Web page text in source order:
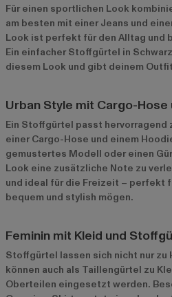
Für einen sportlichen Look
am besten mit einer Jeans und
Look ist perfekt für den Alltag und
Ein einfacher Stoffgürtel in
diesem Look und gibt deinem
Urban Style mit Cargo-Hose
Ein Stoffgürtel passt hervorragend
einer Cargo-Hose und einem
gemustertes Modell oder einen
Look eine zusätzliche Note zu
und ideal für die Freizeit – perfekt
bequem und stylish mögen.
Feminin mit Kleid und
Stoffgürtel lassen sich nicht nur zu
können auch als Taillengürtel zu
Oberteilen eingesetzt werden.